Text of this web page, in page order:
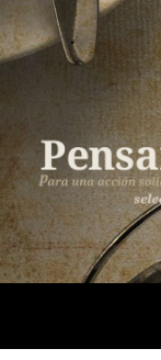
Saltar
al
contenido